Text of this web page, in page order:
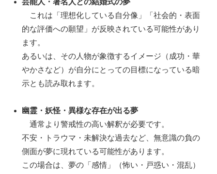
これは「理想化している自分像」「社会的・表面
的な評価への願望」が反映されている可能性があり
ます。
あるいは、その人物が象徴するイメージ（成功・華
やかさなど）が自分にとっての目標になっている暗
示とも読み取れます。
幽霊・妖怪・異様な存在が出る夢
通常より警戒性の高い解釈が必要です。
不安・トラウマ・未解決な過去など、無意識の負の
側面が夢に現れている可能性があります。
この場合は、夢の「感情」（怖い・戸惑い・混乱）